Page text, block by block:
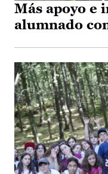
Más apoyo e
alumnado